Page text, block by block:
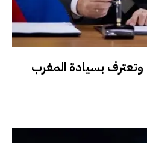
وتعترف بسيادة المغرب